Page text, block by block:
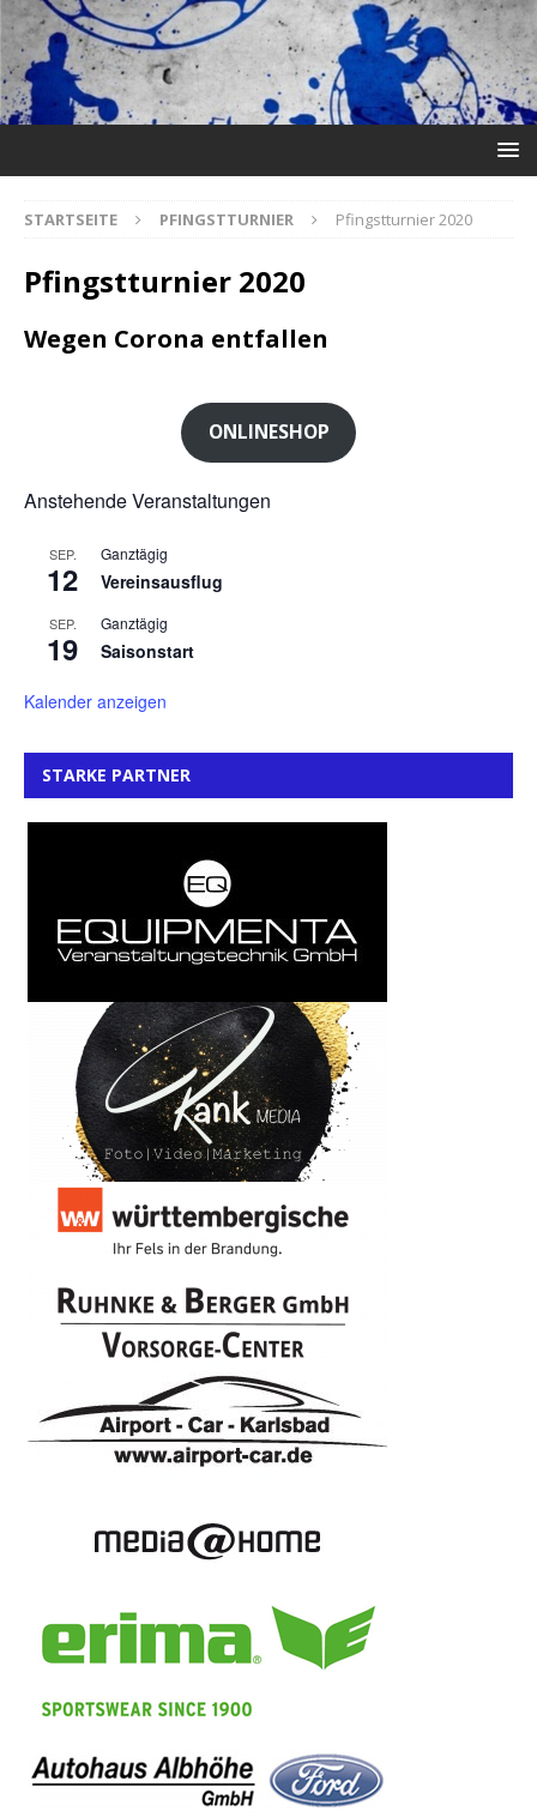
STARTSEITE PFINGSTTURNIER Pfingstturnier 2020
Pfingstturnier 2020
Wegen Corona entfallen
ONLINESHOP
Anstehende Veranstaltungen
SEP.
12
Ganztägig
Vereinsausflug
SEP.
19
Ganztägig
Saisonstart
Kalender anzeigen
STARKE PARTNER